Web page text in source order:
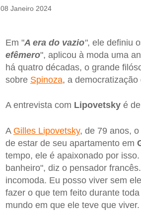
08 Janeiro 2024
Em "A era do vazio", ele definiu
efêmero", aplicou à moda uma
há quatro décadas, o grande
sobre Spinoza, a
A entrevista com Lipovetsky é de
A Gilles Lipovetsky, de 79 anos, o
de estar de seu apartamento em
tempo, ele é apaixonado por
banheiro", diz o pensador
incomoda. Eu posso viver sem
fazer o que tem feito durante
mundo em que ele teve que